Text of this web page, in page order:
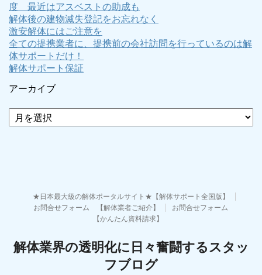
度 最近はアスベストの助成も
解体後の建物滅失登記をお忘れなく
激安解体にはご注意を
全ての提携業者に、提携前の会社訪問を行っているのは解
体サポートだけ！
解体サポート保証
アーカイブ
ア
ー
★日本最大級の解体ポータルサイト★【解体サポート全国版】
お問合せフォーム 【解体業者ご紹介】
お問合せフォーム
【かんたん資料請求】
解体業界の透明化に日々奮闘するスタッ
フブログ